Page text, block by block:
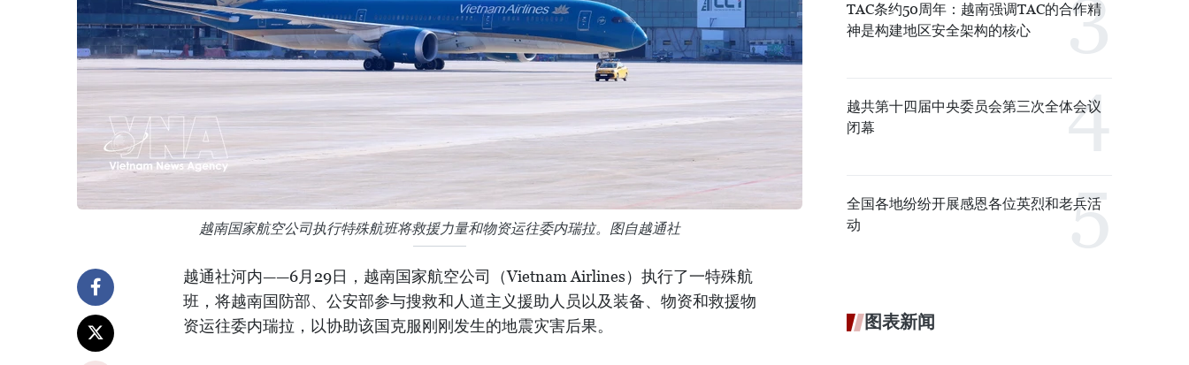
越南国家航空公司执行特殊航班将救援力量和物资运往委内瑞拉。图自越通社
越通社河内——6月29日，越南国家航空公司（Vietnam Airlines）执行了一特殊航
班，将越南国防部、公安部参与搜救和人道主义援助人员以及装备、物资和救援物
资运往委内瑞拉，以协助该国克服刚刚发生的地震灾害后果。
TAC条约50周年：越南强调TAC的合作精
神是构建地区安全架构的核心
越共第十四届中央委员会第三次全体会议
闭幕
全国各地纷纷开展感恩各位英烈和老兵活
动
图表新闻